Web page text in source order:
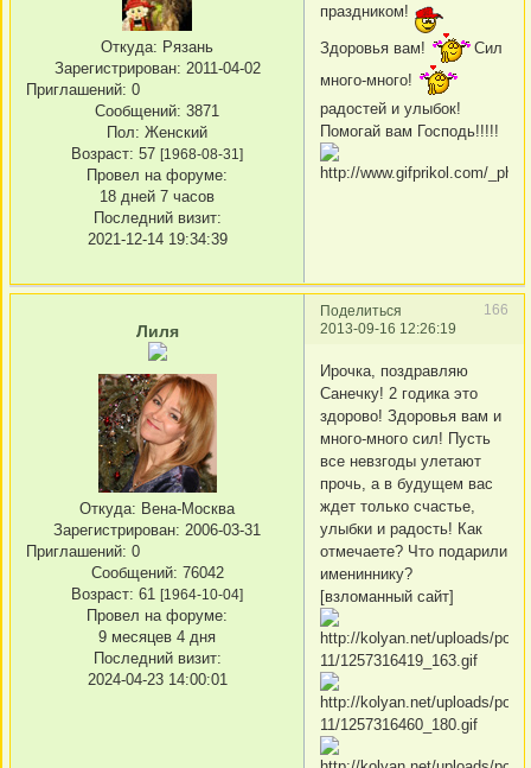
Откуда: Рязань
Зарегистрирован: 2011-04-02
Приглашений: 0
Сообщений: 3871
Пол: Женский
Возраст: 57 [1968-08-31]
Провел на форуме:
18 дней 7 часов
Последний визит:
2021-12-14 19:34:39
праздником!
Здоровья вам!
Сил
много-много!
радостей и улыбок!
Помогай вам Господь!!!!!
Поделиться
166
2013-09-16 12:26:19
Лиля
Откуда: Вена-Москва
Зарегистрирован: 2006-03-31
Приглашений: 0
Сообщений: 76042
Возраст: 61 [1964-10-04]
Провел на форуме:
9 месяцев 4 дня
Последний визит:
2024-04-23 14:00:01
Ирочка, поздравляю
Санечку! 2 годика это
здорово! Здоровья вам и
много-много сил! Пусть
все невзгоды улетают
прочь, а в будущем вас
ждет только счастье,
улыбки и радость! Как
отмечаете? Что подарили
имениннику?
[взломанный сайт]